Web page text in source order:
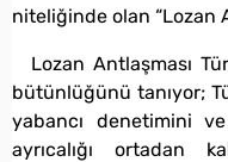
niteliğinde olan “Lozan
Lozan Antlaşması
bütünlüğünü tanıyor;
yabancı denetimini
ayrıcalığı ortadan